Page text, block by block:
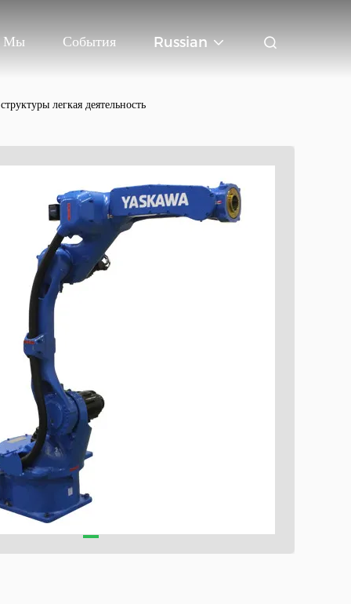
Мы События Russian
легкая деятельность